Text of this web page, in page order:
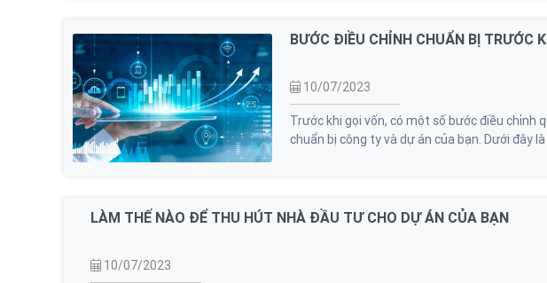
BƯỚC ĐIỀU CHỈNH CHUẨN BỊ TRƯỚC
10/07/2023
Trước khi gọi vốn, có một số bước điều chỉnh
chuẩn bị công ty và dự án của bạn. Dưới đây
LÀM THẾ NÀO ĐỂ THU HÚT NHÀ ĐẦU TƯ CHO DỰ ÁN CỦA BẠN
10/07/2023